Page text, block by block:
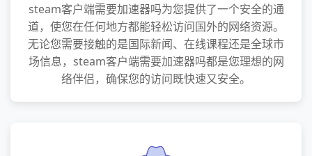
steam客户端需要加速器吗为您提供了一个安全的通
道，使您在任何地方都能轻松访问国外的网络资源。
无论您需要接触的是国际新闻、在线课程还是全球市
场信息，steam客户端需要加速器吗都是您理想的网
络伴侣，确保您的访问既快速又安全。